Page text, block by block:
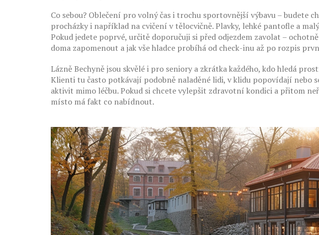
Co sebou? Oblečení pro volný čas i trochu sportovnější výbavu – budete
procházky i například na cvičení v tělocvičně. Plavky, lehké pantofle a
Pokud jedete poprvé, určitě doporučuji si před odjezdem zavolat –
doma zapomenout a jak vše hladce probíhá od check-inu až po rozpis
Lázně Bechyně jsou skvělé i pro seniory a zkrátka každého, kdo hledá
Klienti tu často potkávají podobně naladěné lidi, v klidu popovídají nebo
aktivit mimo léčbu. Pokud si chcete vylepšit zdravotní kondici a přitom
místo má fakt co nabídnout.